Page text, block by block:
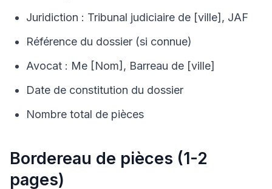
Juridiction : Tribunal judiciaire de [ville], JAF
Référence du dossier (si connue)
Avocat : Me [Nom], Barreau de [ville]
Date de constitution du dossier
Nombre total de pièces
Bordereau de pièces (1-2
pages)